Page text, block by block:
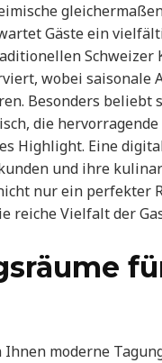
Gäste ein
Schweizer
wobei
Besonders
die
Highlight. Eine
und ihre
nur ein perfekter
reiche Vielfalt der
moderne